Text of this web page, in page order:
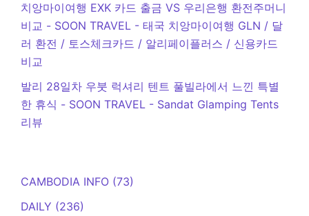
치앙마이여행 EXK 카드 출금 VS 우리은행 환전주머니
비교 - SOON TRAVEL - 태국 치앙마이여행 GLN / 달
러 환전 / 토스체크카드 / 알리페이플러스 / 신용카드
비교
발리 28일차 우붓 럭셔리 텐트 풀빌라에서 느낀 특별
한 휴식 - SOON TRAVEL - Sandat Glamping Tents
리뷰
CAMBODIA INFO (73)
DAILY (236)